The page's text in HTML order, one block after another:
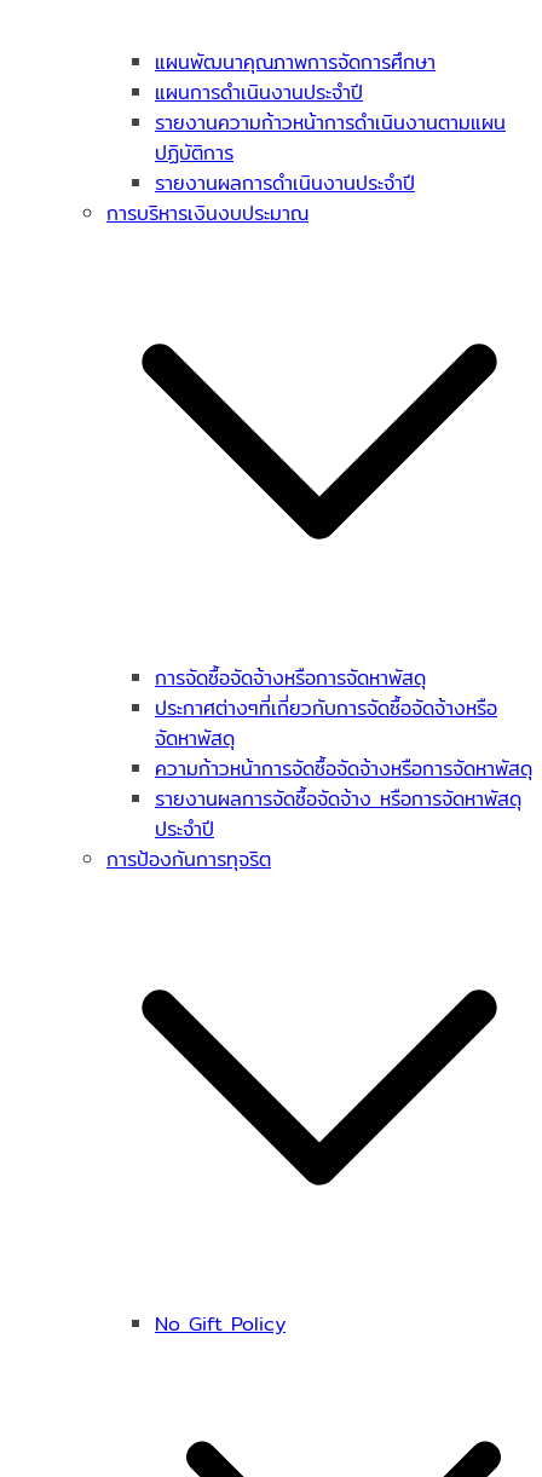
แผนพัฒนาคุณภาพการจัดการศึกษา
แผนการดำเนินงานประจำปี
รายงานความก้าวหน้าการดำเนินงานตามแผน
ปฏิบัติการ
รายงานผลการดำเนินงานประจำปี
การบริหารเงินงบประมาณ
การจัดซื้อจัดจ้างหรือการจัดหาพัสดุ
ประกาศต่างๆที่เกี่ยวกับการจัดซื้อจัดจ้างหรือ
จัดหาพัสดุ
ความก้าวหน้าการจัดซื้อจัดจ้างหรือการจัดหาพัสดุ
รายงานผลการจัดซื้อจัดจ้าง หรือการจัดหาพัสดุ
ประจำปี
การป้องกันการทุจริต
No Gift Policy